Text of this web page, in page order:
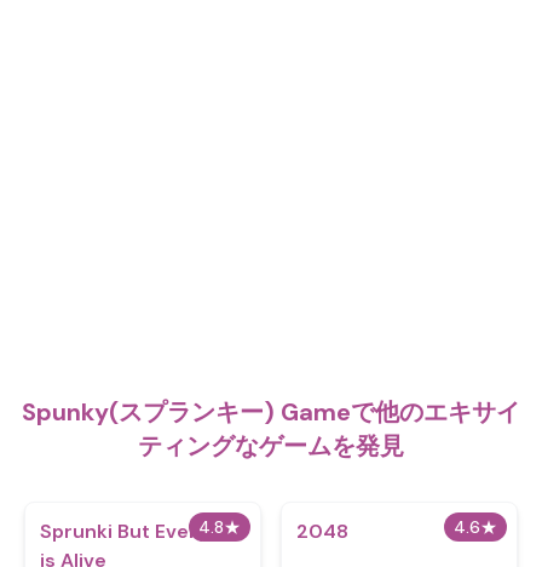
Spunky(スプランキー) Gameで他のエキサイ
ティングなゲームを発見
4.8★
Sprunki But Everyone
is Alive
4.6★
2048